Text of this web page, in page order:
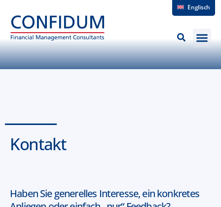
Englisch
Kontakt
Haben Sie generelles Interesse, ein konkretes